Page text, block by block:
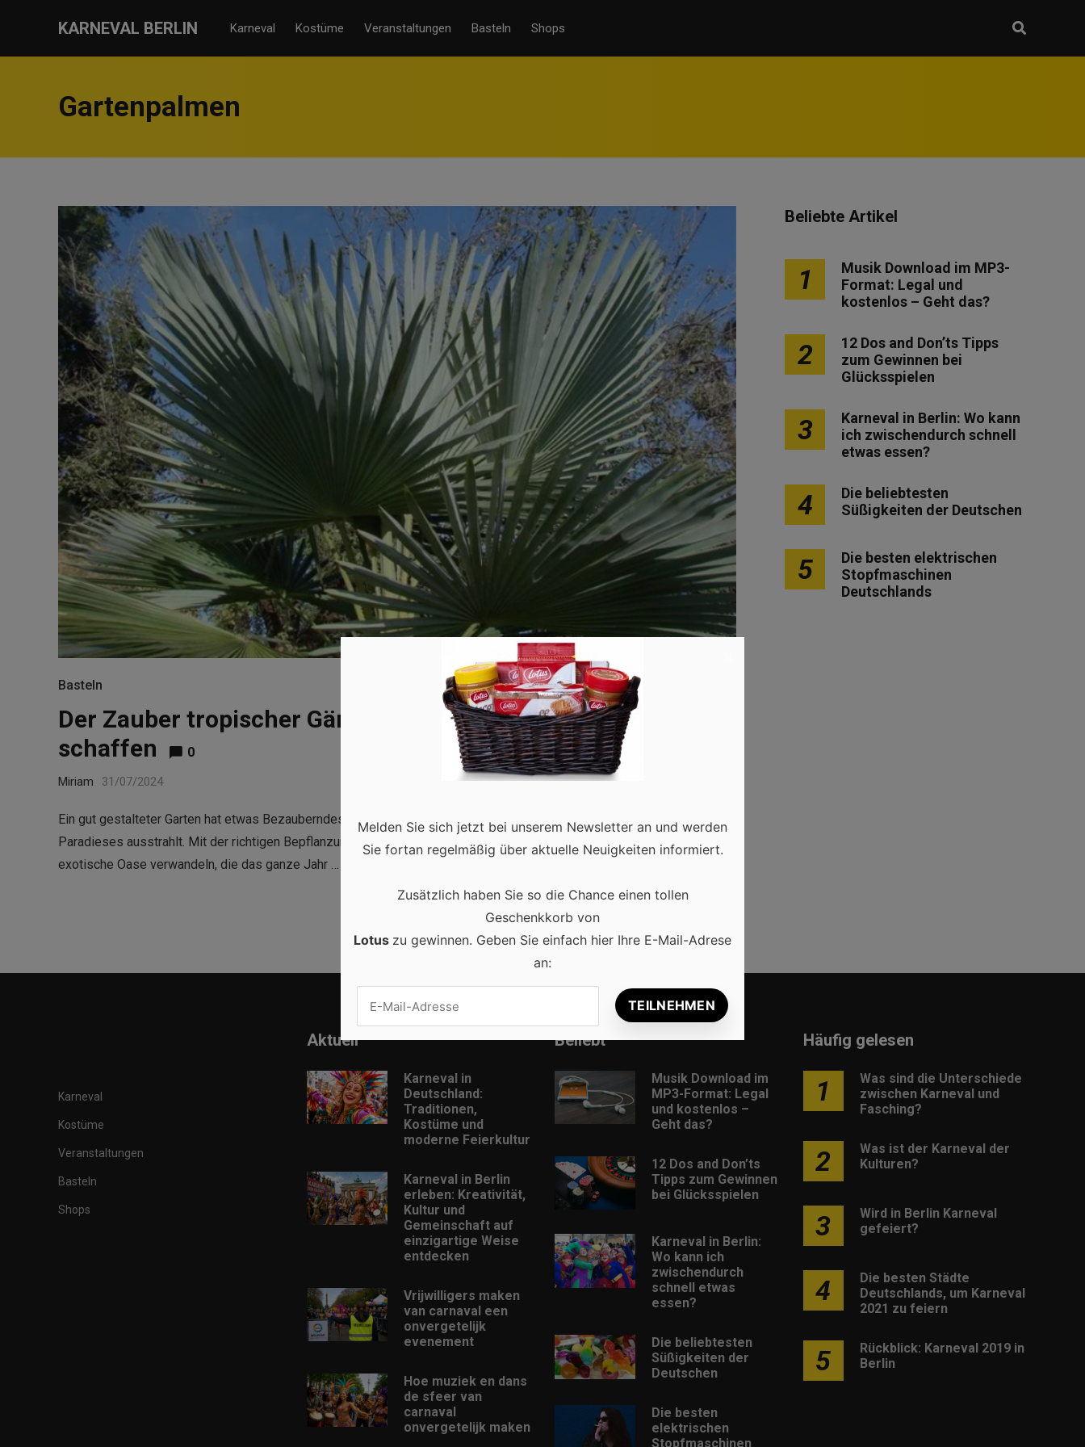
KARNEVAL BERLIN Karneval Kostüme Veranstaltungen Basteln Shops
Gartenpalmen
Basteln
Der Zauber tropischer Gärten: Wie Sie Ihre eigene Oase
schaffen
0
Miriam 31/07/2024
Ein gut gestalteter Garten hat etwas Bezauberndes an sich, vor allem, wenn er die Atmosphäre eines tropischen
Paradieses ausstrahlt. Mit der richtigen Bepflanzung, Dekoration und Pflege können Sie Ihren eigenen Garten in eine
exotische Oase verwandeln, die das ganze Jahr …
Beliebte Artikel
1
Musik Download im MP3-
Format: Legal und
kostenlos – Geht das?
2
12 Dos and Don’ts Tipps
zum Gewinnen bei
Glücksspielen
3
Karneval in Berlin: Wo kann
ich zwischendurch schnell
etwas essen?
4
Die beliebtesten
Süßigkeiten der Deutschen
5
Die besten elektrischen
Stopfmaschinen
Deutschlands
Karneval
Kostüme
Veranstaltungen
Basteln
Shops
Aktuell
Karneval in
Deutschland:
Traditionen,
Kostüme und
moderne Feierkultur
Karneval in Berlin
erleben: Kreativität,
Kultur und
Gemeinschaft auf
einzigartige Weise
entdecken
Vrijwilligers maken
van carnaval een
onvergetelijk
evenement
Hoe muziek en dans
de sfeer van
carnaval
onvergetelijk maken
Beliebt
Musik Download im
MP3-Format: Legal
und kostenlos –
Geht das?
12 Dos and Don’ts
Tipps zum Gewinnen
bei Glücksspielen
Karneval in Berlin:
Wo kann ich
zwischendurch
schnell etwas
essen?
Die beliebtesten
Süßigkeiten der
Deutschen
Die besten
elektrischen
Stopfmaschinen
Häufig gelesen
1
Was sind die Unterschiede
zwischen Karneval und
Fasching?
2
Was ist der Karneval der
Kulturen?
3
Wird in Berlin Karneval
gefeiert?
4
Die besten Städte
Deutschlands, um Karneval
2021 zu feiern
5
Rückblick: Karneval 2019 in
Berlin
Melden Sie sich jetzt bei unserem Newsletter an und werden
Sie fortan regelmäßig über aktuelle Neuigkeiten informiert.
Zusätzlich haben Sie so die Chance einen tollen
Geschenkkorb von
Lotus zu gewinnen. Geben Sie einfach hier Ihre E-Mail-Adrese
an: